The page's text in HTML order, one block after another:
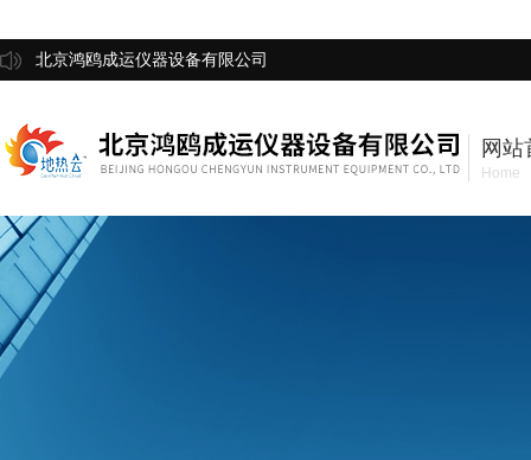
北京鸿鸥成运仪器设备有限公司
网站
Home